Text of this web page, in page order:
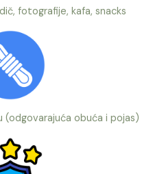
fotografije, kafa, snacks
(odgovarajuća obuća i pojas)